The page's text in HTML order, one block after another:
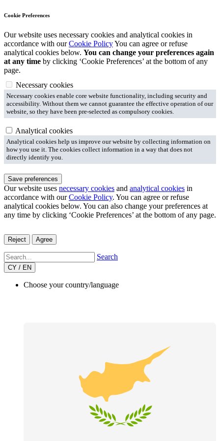
Cookie Preferences
Our website uses necessary cookies and analytical cookies in
accordance with ourCookie PolicyYou can agree or refuse
analytical cookies below. You can change your preferences again
at any time by clicking ‘Cookie Preferences’ at the bottom of any
page.
Necessary cookies
Necessary cookies enable core website functionality, including security and
accessibility. Without them we cannot guarantee the effective operation of our
website, so they have been pre-selected as compulsory cookies.
Analytical cookies
Analytical cookies help us improve our website by collecting information on
how you use it. The cookies collect information in a way that does not
directly identify you.
Save preferences
Our website uses necessary cookies and analytical cookies in
accordance with ourCookie Policy. You can agree or refuse
analytical cookies below. You can also change your preferences at
any time by clicking ‘Cookie Preferences’ at the bottom of any page.
Reject Agree
Search
CY / EN
Choose your country/language